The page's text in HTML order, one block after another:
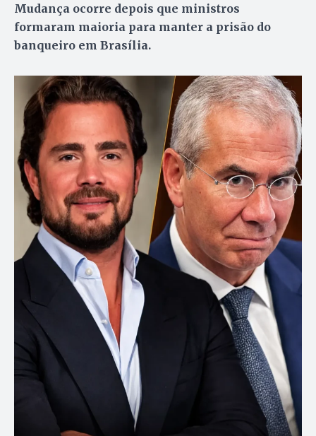
Mudança ocorre depois que ministros
formaram maioria para manter a prisão do
banqueiro em Brasília.